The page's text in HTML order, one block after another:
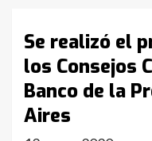
Se realizó el
los Consejos
Banco de la
Aires